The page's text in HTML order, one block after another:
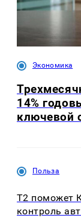
Экономика
14%
ключевой
Польза
T2 поможет
контроль